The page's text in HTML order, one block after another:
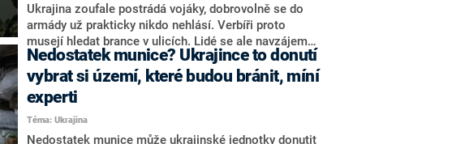
Ukrajina zoufale postrádá vojáky, dobrovolně se do
armády už prakticky nikdo nehlásí. Verbíři proto
musejí hledat brance v ulicích. Lidé se ale navzájem
varují, kudy verbíři chodí, popisuje BBC. Vojáci na
frontě prý nechápou, proč se jednota Ukrajinců
rozpadá.
Nedostatek munice? Ukrajince to donutí
vybrat si území, které budou bránit, míní
experti
Téma: Ukrajina
Nedostatek munice může ukrajinské jednotky donutit